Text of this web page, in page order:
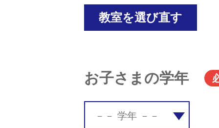
教室を選び直す
お子さまの学年